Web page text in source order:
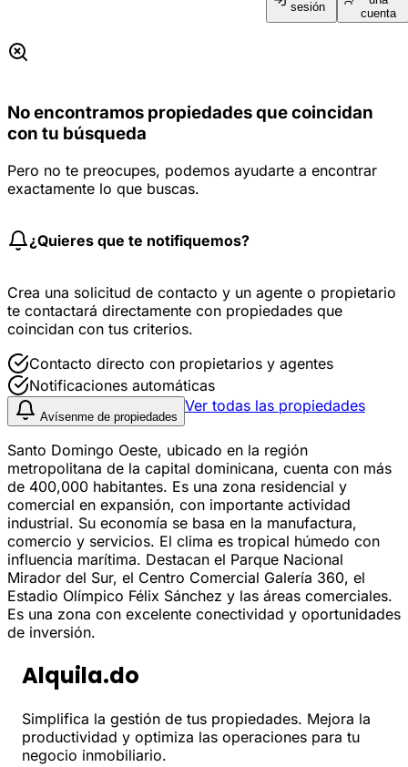
sesión
cuenta
No encontramos propiedades que coincidan
con tu búsqueda
Pero no te preocupes, podemos ayudarte a encontrar
exactamente lo que buscas.
¿Quieres que te notifiquemos?
Crea una solicitud de contacto y un agente o propietario
te contactará directamente con propiedades que
coincidan con tus criterios.
Contacto directo con propietarios y agentes
Notificaciones automáticas
Avísenme de propiedades
Ver todas las propiedades
Santo Domingo Oeste, ubicado en la región
metropolitana de la capital dominicana, cuenta con más
de 400,000 habitantes. Es una zona residencial y
comercial en expansión, con importante actividad
industrial. Su economía se basa en la manufactura,
comercio y servicios. El clima es tropical húmedo con
influencia marítima. Destacan el Parque Nacional
Mirador del Sur, el Centro Comercial Galería 360, el
Estadio Olímpico Félix Sánchez y las áreas comerciales.
Es una zona con excelente conectividad y oportunidades
de inversión.
Alquila.do
Simplifica la gestión de tus propiedades. Mejora la
productividad y optimiza las operaciones para tu
negocio inmobiliario.